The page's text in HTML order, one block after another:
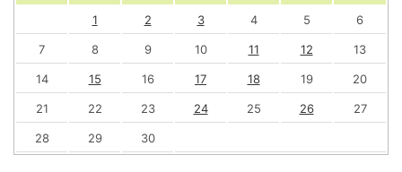
1
2 3 4 5 6
7 8 9 10 11 12 13
14 15 16 17 18 19 20
21 22 23 24 25 26 27
28 29 30